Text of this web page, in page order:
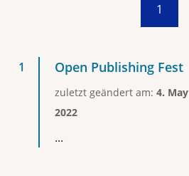
1
Open Publishing Fest
zuletzt geändert am: 4. May
2022
...